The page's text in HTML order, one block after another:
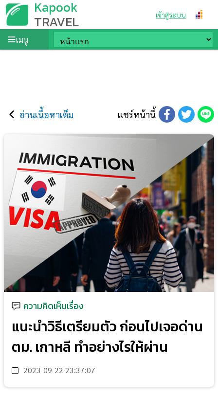
Kapook
TRAVEL เข้าสู่ระบบ
เมนู
อ่านเนื้อหาเต็ม แชร์หน้านี้
ความคิดเห็นเรื่อง
แนะนำวิธีเตรียมตัว ก่อนไปเจอด่าน
ตม. เกาหลี ทำอย่างไรให้ผ่าน
2023-09-22 23:37:07